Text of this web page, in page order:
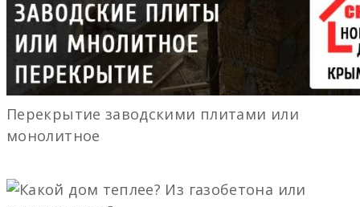
Перекрытие заводскими плитами или
монолитное